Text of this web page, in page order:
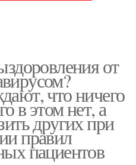
от
что ничего
в этом нет, а
других при
правил
пациентов